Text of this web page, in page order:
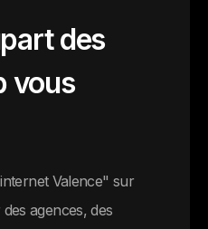
des
vous
Valence" sur
agences, des